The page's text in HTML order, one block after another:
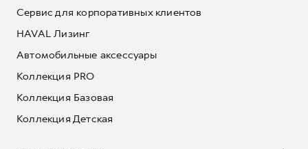
Сервис для корпоративных клиентов
HAVAL Лизинг
Автомобильные аксессуары
Коллекция PRO
Коллекция Базовая
Коллекция Детская